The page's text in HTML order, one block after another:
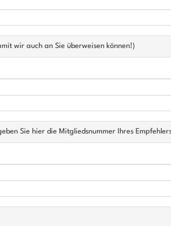
wir auch an Sie überweisen können!)
Sie hier die Mitgliedsnummer Ihres